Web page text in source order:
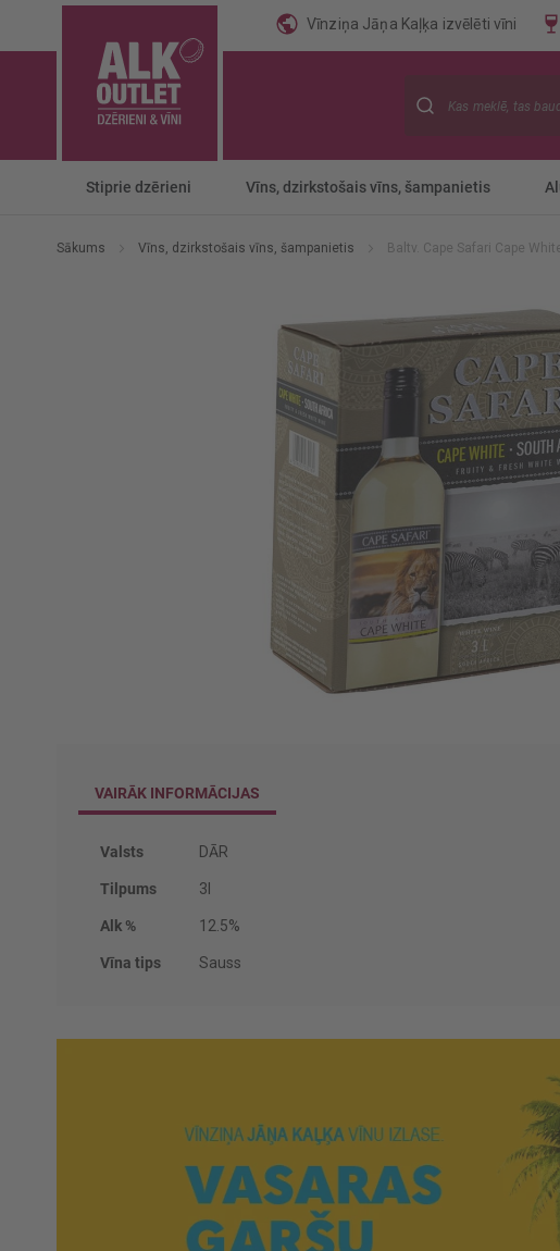
Vīnziņa Jāņa Kaļķa izvēlēti vīni
Stiprie dzērieni Vīns, dzirkstošais vīns, šampanietis
Sākums Vīns, dzirkstošais vīns, šampanietis Baltv. Cape Safari Cape
sākumuVAIRĀK INFORMĀCIJAS
Vairāk
Valsts DĀR
Tilpums 3l
Alk % 12.5%
Vīna tips Sauss